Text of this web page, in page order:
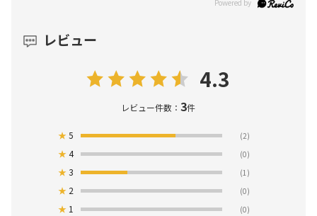
レビュー
4.3
レビュー件数：3件
★5 (2)
★4 (0)
★3 (1)
★ 2 (0)
★ 1 (0)